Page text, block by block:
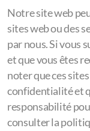
Notre site web
sites web ou des
par nous. Si vous
et que vous êtes
noter que ces
confidentialité et
responsabilité
consulter la